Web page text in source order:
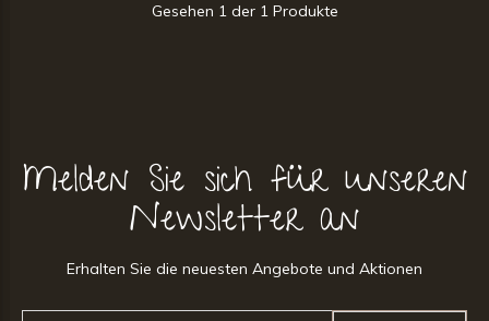
Gesehen 1 der 1 Produkte
Melden Sie sich für unseren
Newsletter an
Erhalten Sie die neuesten Angebote und Aktionen